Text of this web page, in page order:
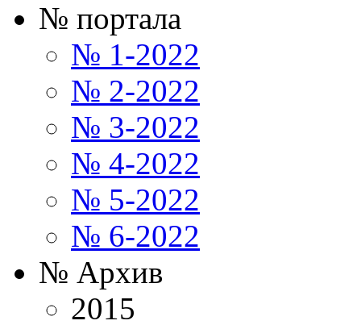
№ портала
№ 1-2022
№ 2-2022
№ 3-2022
№ 4-2022
№ 5-2022
№ 6-2022
№ Архив
2015